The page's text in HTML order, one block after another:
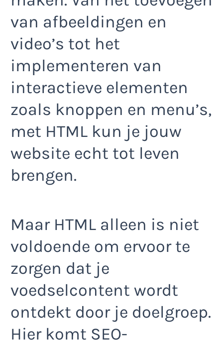
van afbeeldingen en
video’s tot het
implementeren van
interactieve elementen
zoals knoppen en menu’s,
met HTML kun je jouw
website echt tot leven
brengen.
Maar HTML alleen is niet
voldoende om ervoor te
zorgen dat je
voedselcontent wordt
ontdekt door je doelgroep.
Hier komt SEO-